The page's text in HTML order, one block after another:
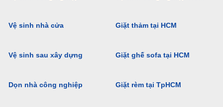
Vệ sinh nhà cửa
Vệ sinh sau xây dựng
Dọn nhà công nghiệp
Giặt thảm tại HCM
Giặt ghế sofa tại HCM
Giặt rèm tại TpHCM